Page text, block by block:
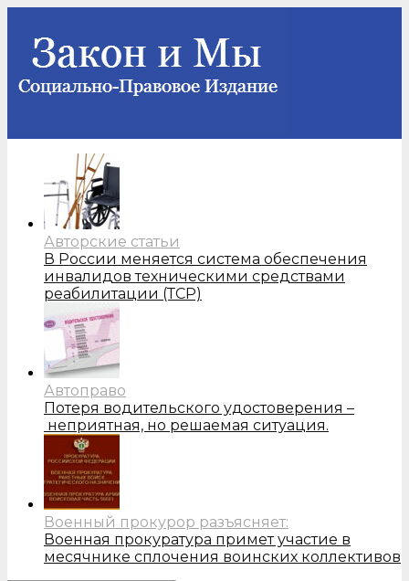
Авторские статьи
В России меняется система обеспечения
инвалидов техническими средствами
реабилитации (ТСР)
Автоправо
Потеря водительского удостоверения –
неприятная, но решаемая ситуация.
Военный прокурор разъясняет:
Военная прокуратура примет участие в
месячнике сплочения воинских коллективов